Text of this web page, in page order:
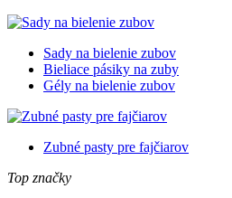
Sady na bielenie zubov
Bieliace pásiky na zuby
Gély na bielenie zubov
Zubné pasty pre fajčiarov
Top značky